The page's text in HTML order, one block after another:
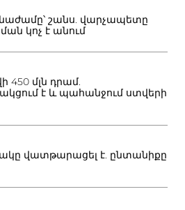
շանս. վարչապետը
կոչ է անում
450 մլն դրամ.
է և պահանջում ստվերի
վատթարացել է. ընտանիքը